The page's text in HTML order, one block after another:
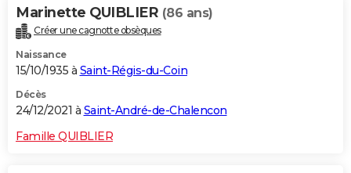
Marinette QUIBLIER (86 ans)
Créer une cagnotte obsèques
Naissance
15/10/1935 à Saint-Régis-du-Coin
Décès
24/12/2021 à Saint-André-de-Chalencon
Famille QUIBLIER